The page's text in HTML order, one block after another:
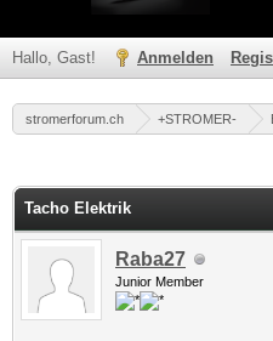
Hallo, Gast! Anmelden
stromerforum.ch +STROMER-
Tacho Elektrik
Raba27
Junior Member